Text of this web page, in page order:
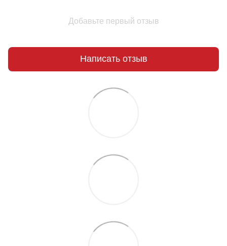
Добавьте первый отзыв
Написать отзыв